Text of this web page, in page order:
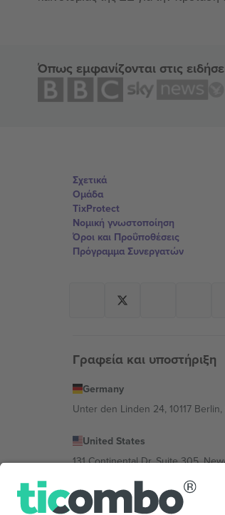
Όπως εμφανίζονται στις
Σχετικά
Ομάδα
TixProtect
Νομική γνωστοποίηση
Όροι και Προΰποθέσεις
Πρόγραμμα Συνεργατών
Γραφεία και υποστήριξη
Germany
Unter den Linden 24, 10117
United States
131 Continental Dr, Suite 305,
Bulgaria